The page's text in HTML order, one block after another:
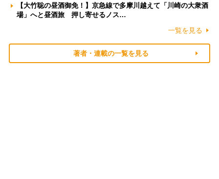
【大竹聡の昼酒御免！】京急線で多摩川越えて「川崎の大衆酒
場」へと昼酒旅 押し寄せるノス…
一覧を見る
著者・連載の一覧を見る